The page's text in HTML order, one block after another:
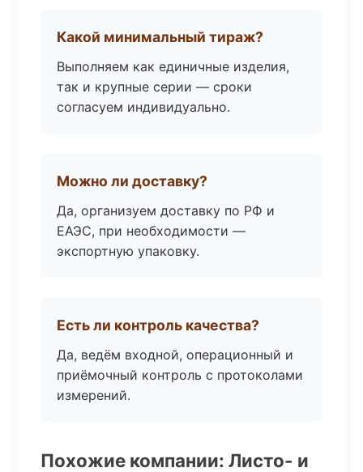
Какой минимальный тираж?
Выполняем как единичные изделия,
так и крупные серии — сроки
согласуем индивидуально.
Можно ли доставку?
Да, организуем доставку по РФ и
ЕАЭС, при необходимости —
экспортную упаковку.
Есть ли контроль качества?
Да, ведём входной, операционный и
приёмочный контроль с протоколами
измерений.
Похожие компании: Листо- и